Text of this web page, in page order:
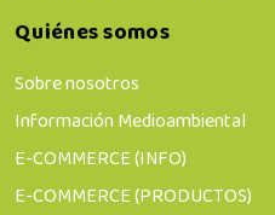
Quiénes somos
Sobre nosotros
Información Medioambiental
E-COMMERCE (INFO)
E-COMMERCE (PRODUCTOS)